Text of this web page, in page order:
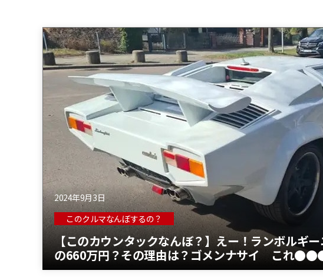
2024年9月3日
このクルマなんぼするの？
【このカウンタックなんぼ？】えー！ランボルギ
の660万円？その理由は？ゴメンナサイ これ